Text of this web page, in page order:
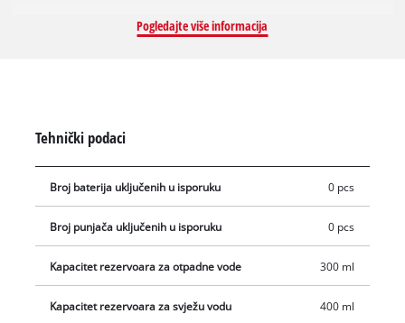
nudi neograničeno vrijeme rada bez kabla: kada se jedna
mijenja brzinu rotacije valjka, čistač uklanja običnu prašinu i
prljavštinu, kao i tvrdokorne mrlje. U načinu rada BOOST,
protok vode također se povećava kada se okidač povuče. Ako
ga osušiti. Četka za čišćenje podova se navlaži vodom koja
dolazi iz spremnika čiste vode od 400 ml. Voda se posebnim
mehanizmom ponovo sakuplja i dovodi u spremnik otpadne
vode (300 ml). Oba spremnika mogu se potpuno izvaditi iz
Pogledajte više informacija
Tehnički podaci
Broj baterija uključenih u isporuku 0 pcs
Broj punjača uključenih u isporuku 0 pcs
Kapacitet rezervoara za otpadne vode 300 ml
Kapacitet rezervoara za svježu vodu 400 ml